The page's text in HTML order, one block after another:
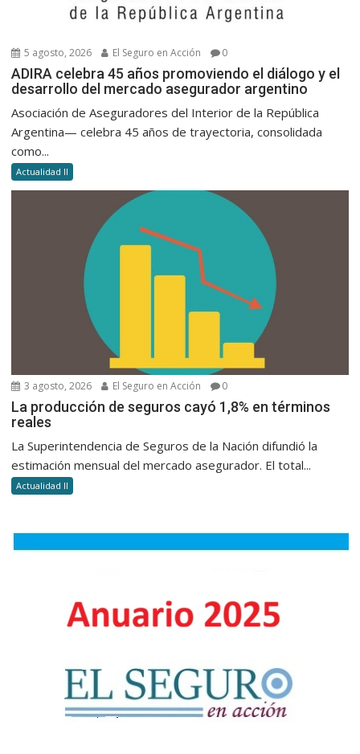
5 agosto, 2026 El Seguro en Acción 0
ADIRA celebra 45 años promoviendo el diálogo y el
desarrollo del mercado asegurador argentino
Asociación de Aseguradores del Interior de la República
Argentina— celebra 45 años de trayectoria, consolidada
como...
Actualidad II
3 agosto, 2026 El Seguro en Acción 0
La producción de seguros cayó 1,8% en términos
reales
La Superintendencia de Seguros de la Nación difundió la
estimación mensual del mercado asegurador. El total...
Actualidad II